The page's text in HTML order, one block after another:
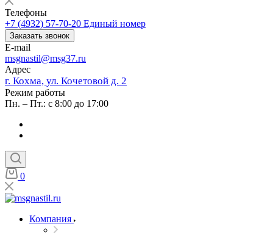
Телефоны
+7 (4932) 57-70-20 Единый номер
Заказать звонок
E-mail
msgnastil@msg37.ru
Адрес
г. Кохма, ул. Кочетовой д. 2
Режим работы
Пн. – Пт.: с 8:00 до 17:00
0
Компания